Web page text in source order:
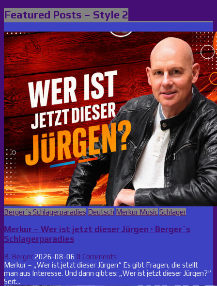
Featured Posts – Style 2
Posted
Berger´s Schlagerparadies Deutsch Merkur Music Schlager
Merkur – Wer ist jetzt dieser Jürgen · Berger´s
Schlagerparadies
B. Berger2026-08-06 0 Comments
Merkur – „Wer ist jetzt dieser Jürgen“ Es gibt Fragen, die stellt
man aus Interesse. Und dann gibt es: „Wer ist jetzt dieser Jürgen?“
Seit...